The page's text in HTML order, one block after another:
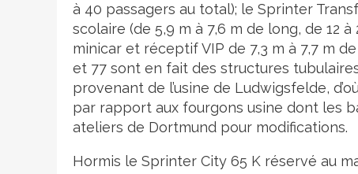
à 40 passagers au total); le Sprinter
scolaire (de 5,9 m à 7,6 m de long, de 12
minicar et réceptif VIP de 7,3 m à 7,7 m
et 77 sont en fait des structures
provenant de l’usine de Ludwigsfelde,
par rapport aux fourgons usine dont les
ateliers de Dortmund pour modifications.
Hormis le Sprinter City 65 K réservé au